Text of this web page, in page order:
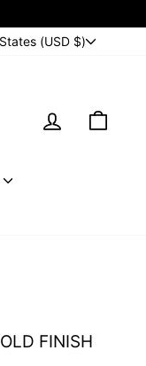
(USD $)
LOG IN
FINISH